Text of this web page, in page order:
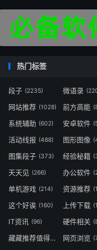
热门标签
段子 (2235) 微语录
网站推荐 (1028) 前方高能
系统辅助 (602) 安卓软件
活动线报 (488) 图形图像
图集段子 (373) 经验秘籍
天天见 (266) 办公软件
单机游戏 (214) 资源推荐
这个好诶 (160) 上传下载
IT资讯 (96) 硬件相关
藏藏推荐值得一看 (73)
网页浏览